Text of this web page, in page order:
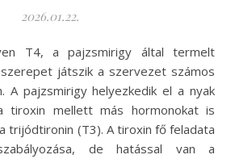
2026.01.22.
játszik a szervezet számos
A pajzsmirigy helyezkedik el a nyak
tiroxin mellett más hormonokat is
trijódtironin (T3). A tiroxin fő feladata
de hatással van a